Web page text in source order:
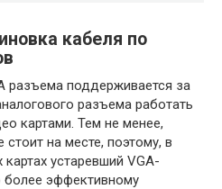
кабеля по
разъема поддерживается за
разъема работать
картами. Тем не менее,
стоит на месте, поэтому, в
устаревший VGA-
более эффективному